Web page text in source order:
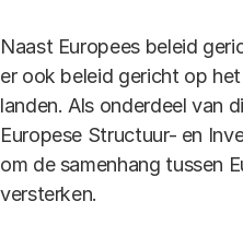
Naast Europees beleid
er ook beleid gericht op
landen. Als onderdeel van
Europese Structuur- en
om de samenhang tussen
versterken.